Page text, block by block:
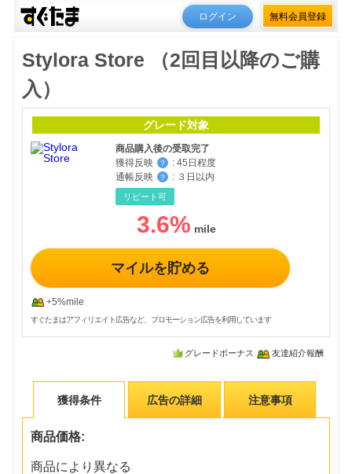
ログイン 無料会員登録
Stylora Store （2回目以降のご購
入）
グレード対象
商品購入後の受取完了
獲得反映
？ : 45日程度
通帳反映
？ : ３日以内
リピート可
3.6%
マイルを貯める
+5%mile
すぐたまはアフィリエイト広告など、プロモーション広告を利用しています
グレードボーナス 友達紹介報酬
獲得条件 広告の詳細 注意事項
商品価格:
商品により異なる